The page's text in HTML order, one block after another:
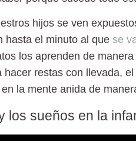
hijos se ven
hasta el minuto al que se
los aprenden de
hacer restas con llevada,
la mente anida de
los sueños en la